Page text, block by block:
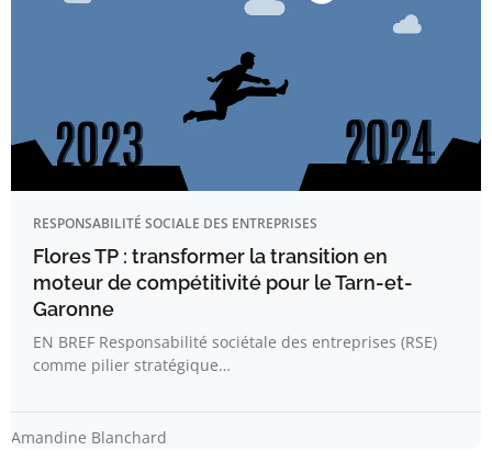
RESPONSABILITÉ SOCIALE DES ENTREPRISES
Flores TP : transformer la transition en
moteur de compétitivité pour le Tarn-et-
Garonne
EN BREF Responsabilité sociétale des entreprises (RSE)
comme pilier stratégique…
Amandine Blanchard